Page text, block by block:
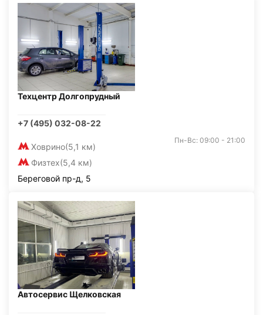
Техцентр Долгопрудный
+7 (495) 032-08-22
Ховрино(5,1 км)
Физтех(5,4 км)
Пн-Вс: 09:00 - 21:00
Береговой пр-д, 5
Автосервис Щелковская